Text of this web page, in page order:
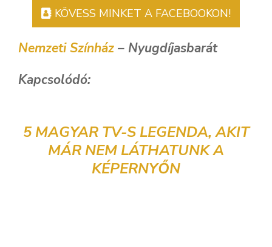
KÖVESS MINKET A FACEBOOKON!
Nemzeti Színház – Nyugdíjasbarát
Kapcsolódó:
5 MAGYAR TV-S LEGENDA, AKIT
MÁR NEM LÁTHATUNK A
KÉPERNYŐN